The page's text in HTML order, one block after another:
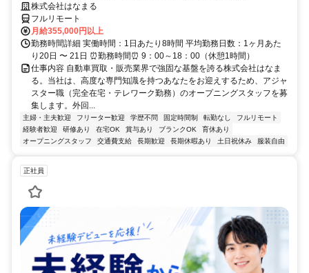
株式会社はなまる
フルリモート
月給355,000円以上
勤務時間詳細 実働時間：1日あたり8時間 平均勤務日数：1ヶ月あた
り20日 〜 21日 ⏰勤務時間⏰ 9：00～18：00（休憩1時間）
仕事内容 自動車買取・販売業界で強固な基盤を誇る株式会社はなま
る。当社は、高度な専門知識を持つあなたをお迎えするため、アジャ
スター職（完全在宅・テレワーク勤務）のオープニングスタッフを募
集します。外回...
主婦・主夫歓迎 フリーター歓迎 学歴不問 固定時間制 転勤なし
フルリモート
経験者歓迎
研修あり 在宅OK 賞与あり ブランクOK
育休あり
オープニングスタッフ
交通費支給 長期歓迎 長期休暇あり 土日祝休み 服装自由
正社員